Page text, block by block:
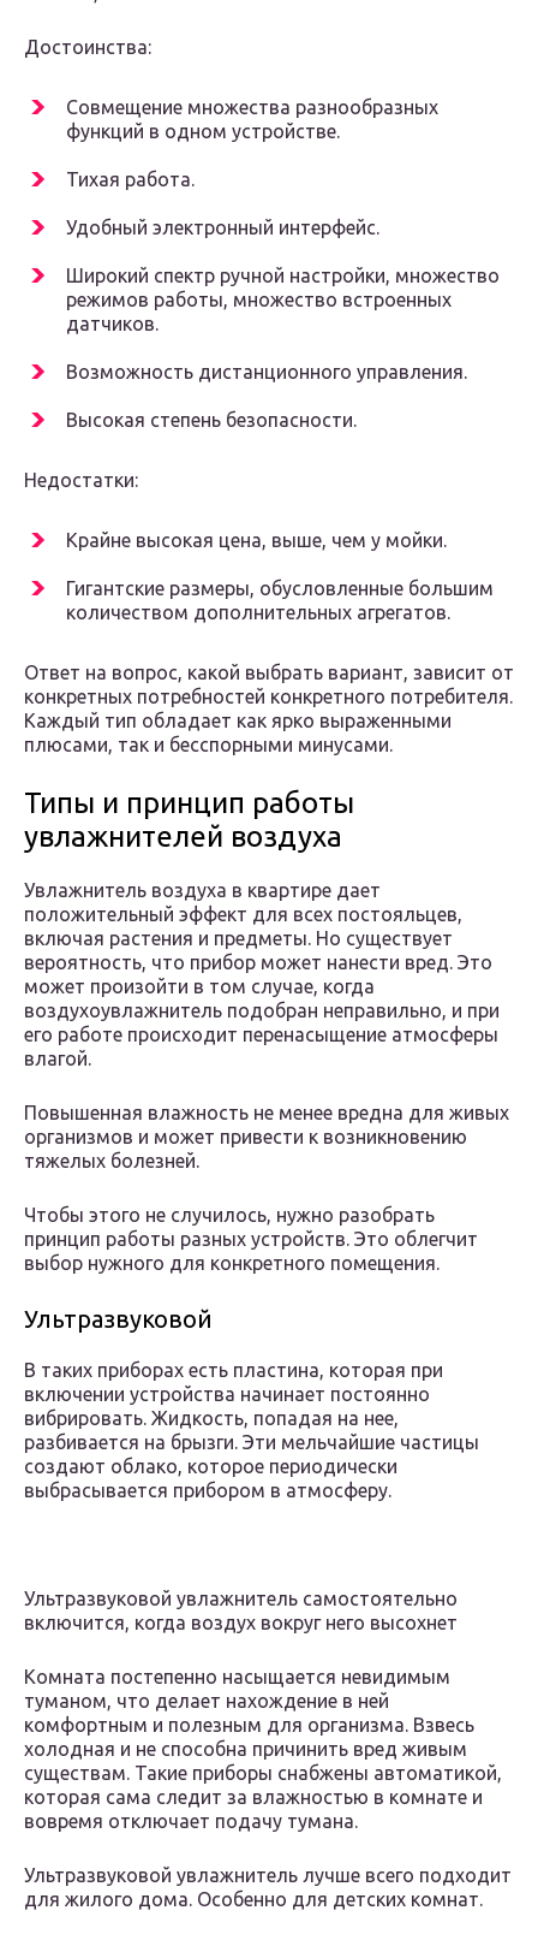
Достоинства:
Совмещение множества разнообразных
функций в одном устройстве.
Тихая работа.
Удобный электронный интерфейс.
Широкий спектр ручной настройки, множество
режимов работы, множество встроенных
датчиков.
Возможность дистанционного управления.
Высокая степень безопасности.
Недостатки:
Крайне высокая цена, выше, чем у мойки.
Гигантские размеры, обусловленные большим
количеством дополнительных агрегатов.
Ответ на вопрос, какой выбрать вариант, зависит от
конкретных потребностей конкретного потребителя.
Каждый тип обладает как ярко выраженными
плюсами, так и бесспорными минусами.
Типы и принцип работы
увлажнителей воздуха
Увлажнитель воздуха в квартире дает
положительный эффект для всех постояльцев,
включая растения и предметы. Но существует
вероятность, что прибор может нанести вред. Это
может произойти в том случае, когда
воздухоувлажнитель подобран неправильно, и при
его работе происходит перенасыщение атмосферы
влагой.
Повышенная влажность не менее вредна для живых
организмов и может привести к возникновению
тяжелых болезней.
Чтобы этого не случилось, нужно разобрать
принцип работы разных устройств. Это облегчит
выбор нужного для конкретного помещения.
Ультразвуковой
В таких приборах есть пластина, которая при
включении устройства начинает постоянно
вибрировать. Жидкость, попадая на нее,
разбивается на брызги. Эти мельчайшие частицы
создают облако, которое периодически
выбрасывается прибором в атмосферу.
Ультразвуковой увлажнитель самостоятельно
включится, когда воздух вокруг него высохнет
Комната постепенно насыщается невидимым
туманом, что делает нахождение в ней
комфортным и полезным для организма. Взвесь
холодная и не способна причинить вред живым
существам. Такие приборы снабжены автоматикой,
которая сама следит за влажностью в комнате и
вовремя отключает подачу тумана.
Ультразвуковой увлажнитель лучше всего подходит
для жилого дома. Особенно для детских комнат.